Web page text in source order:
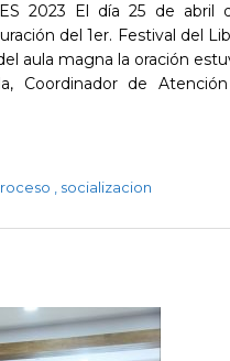
2023 El día 25 de abril
del 1er. Festival del
aula magna la oración
Coordinador de
socializacion